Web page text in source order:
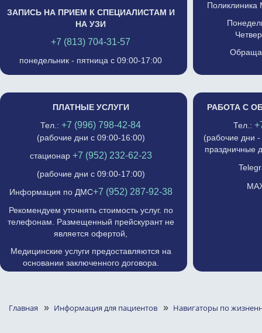
ЗАПИСЬ НА ПРИЕМ К СПЕЦИАЛИСТАМ И
НА УЗИ
+7 (813) 704-31-57
понедельник - пятница с 09:00-17:00
Поликлиника
ПЛАТНЫЕ УСЛУГИ
Тел.: +7 (996) 798-42-84
(рабочие дни с 09:00-16:00)
стационар +7 (952) 232-62-23
(рабочие дни с 09:00-17:00)
Информация по ДМС+7 (952) 287-92-38
Рекомендуем уточнять стоимость услуг. по
телефонам. Размещенный прейскурант не
является офертой,
Медицинские услуги предоставляются на
основании заключенного договора.
РАБОТА С
Тел.:
(рабочие дни
праздничные
Главная » Информация для пациентов » Навигаторы по